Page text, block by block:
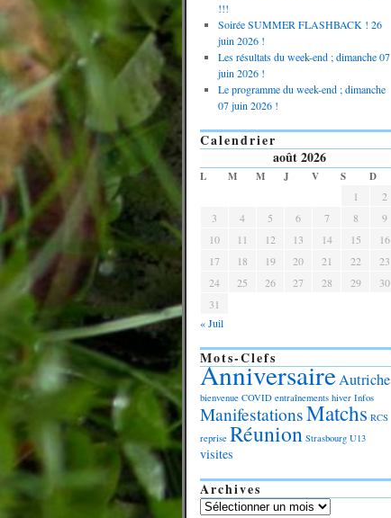
!!!
Soirée SUMMER FLASHBACK ! 26
juin 2026 !
Les résultats du week-end ; dimanche 07
juin 2026 !
Le programme du week-end ; dimanche
07 juin 2026 !
Calendrier
août 2026
L M M J V S
D
1
2
3
4 5 6 7 8
9
10
11 12 13 14 15
16
17
18 19 20 21 22
23
24
25 26 27 28 29
30
31
« Juil
Mots-Clefs
AnniversaireAutriche
bienvenue COVID entraînements hiver Infos
ManifestationsMatchs RCS
reprise Réunion Strasbourg U13
visites
Archives